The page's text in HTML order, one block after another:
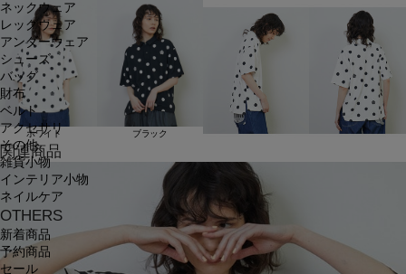
ネックウェア
レッグウェア
アンダーウェア
シューズ
バッグ
財布
ベルト
アクセサリ
その他
雑貨小物
インテリア小物
ネイルケア
OTHERS
新着商品
予約商品
セール
ホワイト ブラック
関連商品